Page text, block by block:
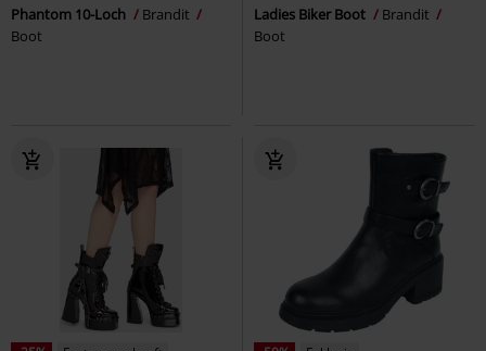
Phantom 10-Loch
Brandit
Boot
Ladies Biker Boot
Brandit
Boot